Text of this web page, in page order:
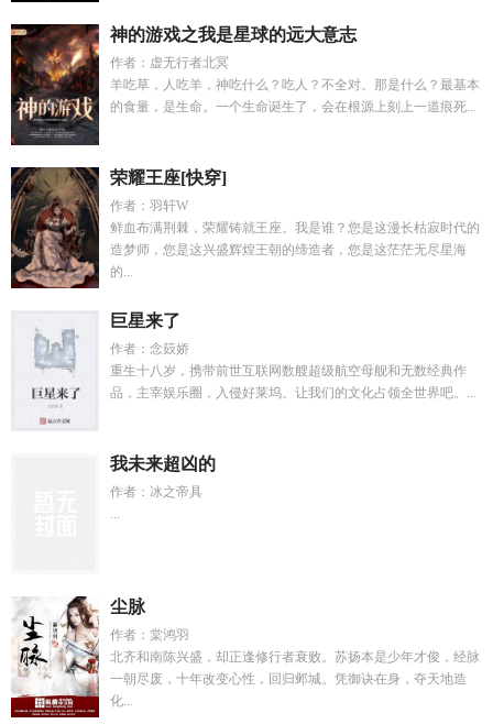
神的游戏之我是星球的远大意志
作者：虚无行者北冥
羊吃草，人吃羊，神吃什么？吃人？不全对。那是什么？最基本
的食量，是生命。一个生命诞生了，会在根源上刻上一道痕死...
荣耀王座[快穿]
作者：羽轩W
鲜血布满荆棘，荣耀铸就王座。我是谁？您是这漫长枯寂时代的
造梦师，您是这兴盛辉煌王朝的缔造者，您是这茫茫无尽星海
的...
巨星来了
作者：念笯娇
重生十八岁，携带前世互联网数艘超级航空母舰和无数经典作
品，主宰娱乐圈，入侵好莱坞。让我们的文化占领全世界吧。...
我未来超凶的
作者：冰之帝具
...
尘脉
作者：棠鸿羽
北齐和南陈兴盛，却正逢修行者衰败。苏扬本是少年才俊，经脉
一朝尽废，十年改变心性，回归邺城。凭御诀在身，夺天地造
化...